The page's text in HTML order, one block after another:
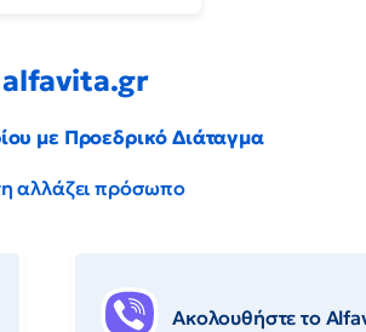
alfavita.gr
με Προεδρικό Διάταγμα
αλλάζει πρόσωπο
Ακολουθήστε το